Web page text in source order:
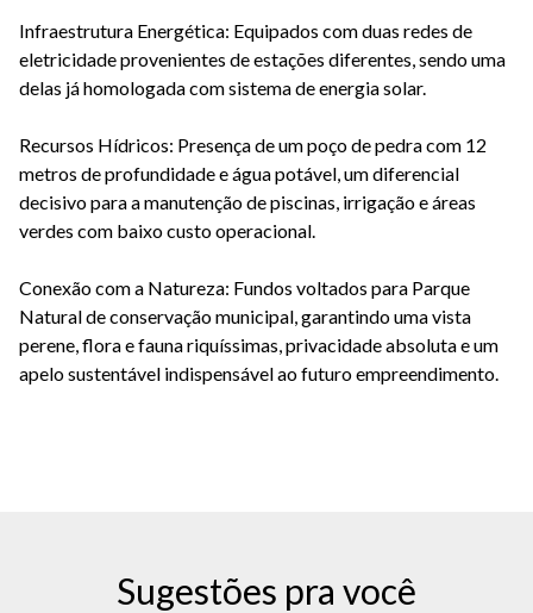
Infraestrutura Energética: Equipados com duas redes de
eletricidade provenientes de estações diferentes, sendo uma
delas já homologada com sistema de energia solar.
Recursos Hídricos: Presença de um poço de pedra com 12
metros de profundidade e água potável, um diferencial
decisivo para a manutenção de piscinas, irrigação e áreas
verdes com baixo custo operacional.
Conexão com a Natureza: Fundos voltados para Parque
Natural de conservação municipal, garantindo uma vista
perene, flora e fauna riquíssimas, privacidade absoluta e um
apelo sustentável indispensável ao futuro empreendimento.
Sugestões pra você